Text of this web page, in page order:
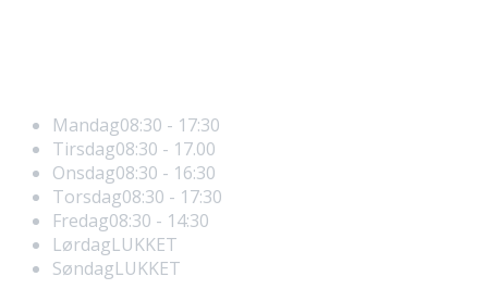
Mandag08:30 - 17:30
Tirsdag08:30 - 17.00
Onsdag08:30 - 16:30
Torsdag08:30 - 17:30
Fredag08:30 - 14:30
LørdagLUKKET
SøndagLUKKET